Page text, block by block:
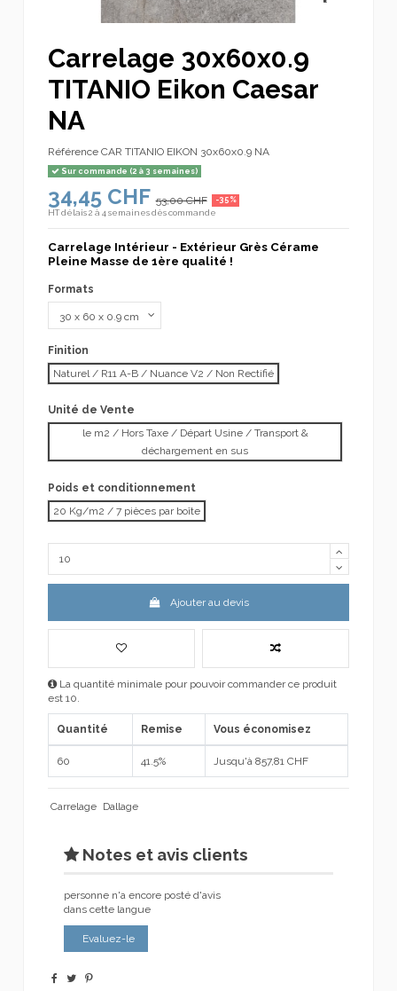
Carrelage 30x60x0.9
TITANIO Eikon Caesar
NA
Référence CAR TITANIO EIKON 30x60x0.9 NA
Sur commande (2 à 3 semaines)
34,45 CHF 53,00 CHF -35%
HTdélais 2 à 4 semaines dès commande
Carrelage Intérieur - Extérieur Grès Cérame
Pleine Masse de 1ère qualité !
Formats
Finition
Naturel / R11 A-B / Nuance V2 / Non Rectifié
Unité de Vente
le m2 / Hors Taxe / Départ Usine / Transport &
déchargement en sus
Poids et conditionnement
20 Kg/m2 / 7 pièces par boîte
Ajouter au devis
La quantité minimale pour pouvoir commander ce produit
est 10.
Quantité Remise Vous économisez
60 41.5% Jusqu'à 857,81 CHF
Carrelage Dallage
Notes et avis clients
personne n'a encore posté d'avis
dans cette langue
Evaluez-le